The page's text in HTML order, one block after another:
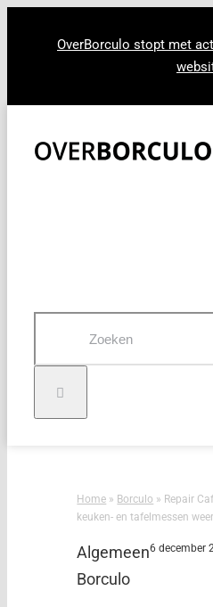
OverBorculo stopt met
Home » Borculo » Repair
keuken- en tafelmessen
Algemeen
Borculo
6 december